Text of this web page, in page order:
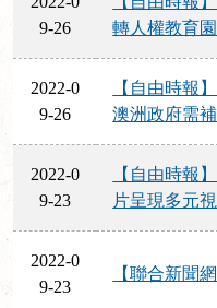
9-26
轉人權教育
2022-0
9-26
【自由時報
澳洲政府需
2022-0
9-23
【自由時報
片呈現多元
2022-0
9-23
【聯合新聞